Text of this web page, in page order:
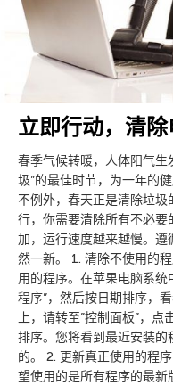
立即行动，清除
春季气候转暖，人体阳气生
圾”的最佳时节，为一年的
不例外，春天正是清除垃
行，你需要清除所有不必
加，运行速度越来越慢。
然一新。 1. 清除不使用的
用的程序。在苹果电脑系统
程序”，然后按日期排序，
上，请转至”控制面板”，
排序。您将看到最近安装
的。 2. 更新真正使用的程
望使用的是所有程序的最